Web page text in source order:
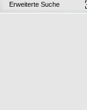
Erweiterte Suche